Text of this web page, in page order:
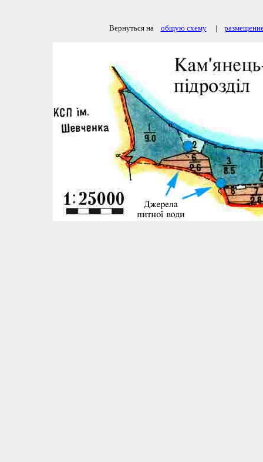
Вернуться на общую схему|